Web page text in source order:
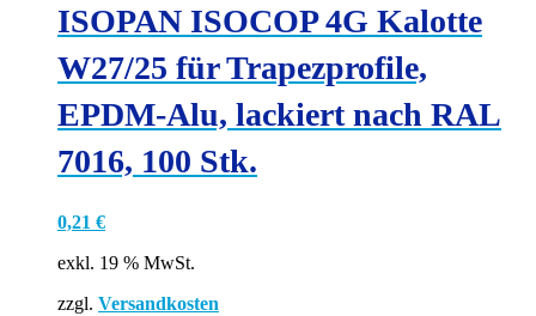
ISOPAN ISOCOP 4G Kalotte
W27/25 für Trapezprofile,
EPDM-Alu, lackiert nach RAL
7016, 100 Stk.
0,21 €
exkl. 19 % MwSt.
zzgl. Versandkosten